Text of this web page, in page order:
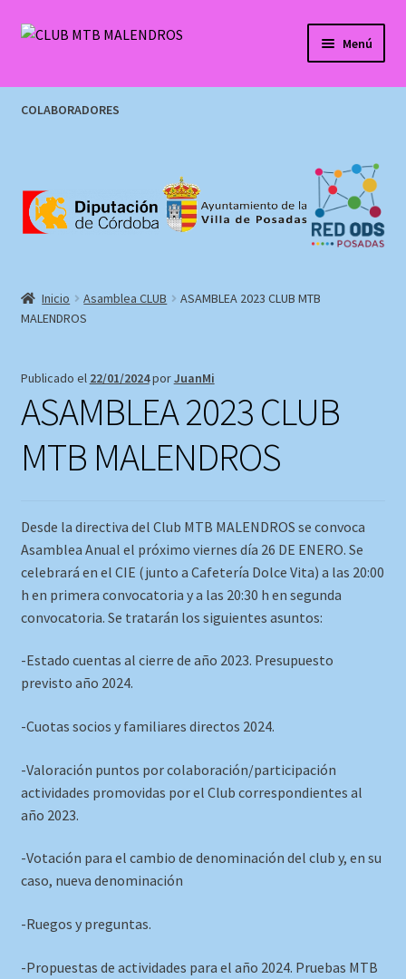
Ir
Ir
Menú
Mi cuenta
INSCRIPCION NUEVO SOCI@
COLABORADORES
Inicio Asamblea CLUB
ASAMBLEA 2023 CLUB MTB
MALENDROS
Publicado el 22/01/2024porJuanMi
ASAMBLEA 2023 CLUB
MTB MALENDROS
Desde la directiva del Club MTB MALENDROS se convoca
Asamblea Anual el próximo viernes día 26 DE ENERO. Se
celebrará en el CIE (junto a Cafetería Dolce Vita) a las 20:00
h en primera convocatoria y a las 20:30 h en segunda
convocatoria. Se tratarán los siguientes asuntos:
-Estado cuentas al cierre de año 2023. Presupuesto
previsto año 2024.
-Cuotas socios y familiares directos 2024.
-Valoración puntos por colaboración/participación
actividades promovidas por el Club correspondientes al
año 2023.
-Votación para el cambio de denominación del club y, en su
caso, nueva denominación
-Ruegos y preguntas.
-Propuestas de actividades para el año 2024. Pruebas MTB